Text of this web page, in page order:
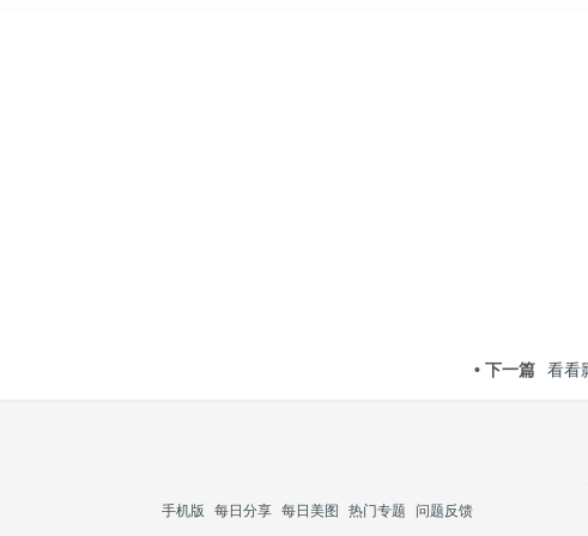
• 下一篇 看看
手机版 每日分享 每日美图 热门专题 问题反馈